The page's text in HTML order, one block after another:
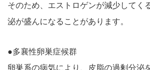
そのため、エストロゲンが減少してく
泌が盛んになることがあります。
●多襄性卵巣症候群
卵巣系の病気により、皮脂の過剰分泌